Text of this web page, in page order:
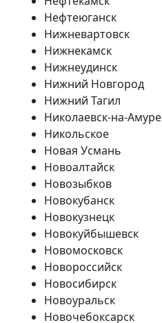
Нефтеюганск
Нижневартовск
Нижнекамск
Нижнеудинск
Нижний Новгород
Нижний Тагил
Николаевск-на-Амуре
Никольское
Новая Усмань
Новоалтайск
Новозыбков
Новокубанск
Новокузнецк
Новокуйбышевск
Новомосковск
Новороссийск
Новосибирск
Новоуральск
Новочебоксарск